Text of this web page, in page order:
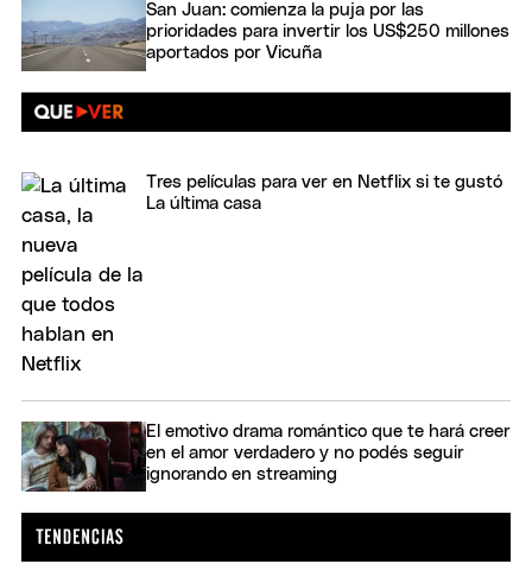
San Juan: comienza la puja por las
prioridades para invertir los US$250 millones
aportados por Vicuña
Tres películas para ver en Netflix si te gustó
La última casa
El emotivo drama romántico que te hará creer
en el amor verdadero y no podés seguir
ignorando en streaming